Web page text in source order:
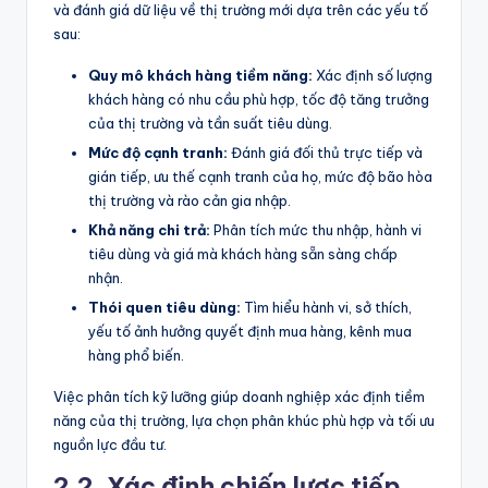
và đánh giá dữ liệu về thị trường mới dựa trên các yếu tố
sau:
Quy mô khách hàng tiềm năng: Xác định số lượng
khách hàng có nhu cầu phù hợp, tốc độ tăng trưởng
của thị trường và tần suất tiêu dùng.
Mức độ cạnh tranh: Đánh giá đối thủ trực tiếp và
gián tiếp, ưu thế cạnh tranh của họ, mức độ bão hòa
thị trường và rào cản gia nhập.
Khả năng chi trả: Phân tích mức thu nhập, hành vi
tiêu dùng và giá mà khách hàng sẵn sàng chấp
nhận.
Thói quen tiêu dùng: Tìm hiểu hành vi, sở thích,
yếu tố ảnh hưởng quyết định mua hàng, kênh mua
hàng phổ biến.
Việc phân tích kỹ lưỡng giúp doanh nghiệp xác định tiềm
năng của thị trường, lựa chọn phân khúc phù hợp và tối ưu
nguồn lực đầu tư.